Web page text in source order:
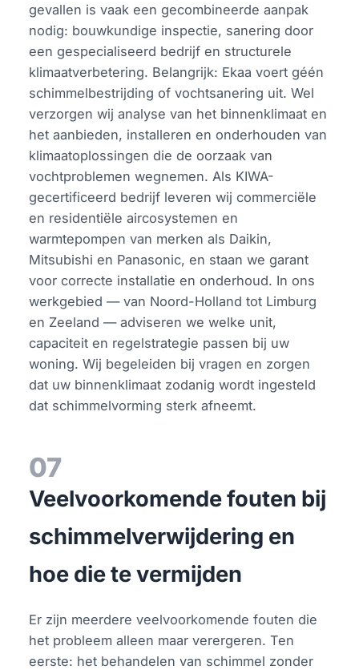
gevallen is vaak een gecombineerde aanpak
nodig: bouwkundige inspectie, sanering door
een gespecialiseerd bedrijf en structurele
klimaatverbetering. Belangrijk: Ekaa voert géén
schimmelbestrijding of vochtsanering uit. Wel
verzorgen wij analyse van het binnenklimaat en
het aanbieden, installeren en onderhouden van
klimaatoplossingen die de oorzaak van
vochtproblemen wegnemen. Als KIWA-
gecertificeerd bedrijf leveren wij commerciële
en residentiële aircosystemen en
warmtepompen van merken als Daikin,
Mitsubishi en Panasonic, en staan we garant
voor correcte installatie en onderhoud. In ons
werkgebied — van Noord-Holland tot Limburg
en Zeeland — adviseren we welke unit,
capaciteit en regelstrategie passen bij uw
woning. Wij begeleiden bij vragen en zorgen
dat uw binnenklimaat zodanig wordt ingesteld
dat schimmelvorming sterk afneemt.
07
Veelvoorkomende fouten bij
schimmelverwijdering en
hoe die te vermijden
Er zijn meerdere veelvoorkomende fouten die
het probleem alleen maar verergeren. Ten
eerste: het behandelen van schimmel zonder